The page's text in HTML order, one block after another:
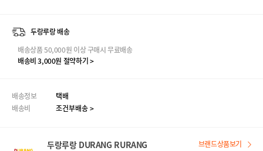
두랑루랑 배송
배송상품 50,000원 이상 구매시 무료배송
배송비 3,000원 절약하기 >
배송정보
택배
배송비
조건부배송 >
두랑루랑 DURANG RURANG 브랜드상품보기